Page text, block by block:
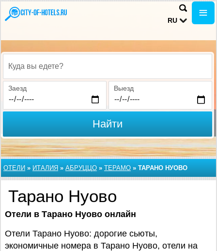
RU
Куда вы едете?
Заезд Выезд
Найти
ОТЕЛИ » ИТАЛИЯ » АБРУЦЦО » ТЕРАМО » ТАРАНО НУОВО
Тарано Нуово
Отели в Тарано Нуово онлайн
Отели Тарано Нуово: дорогие сьюты,
экономичные номера в Тарано Нуово, отели на